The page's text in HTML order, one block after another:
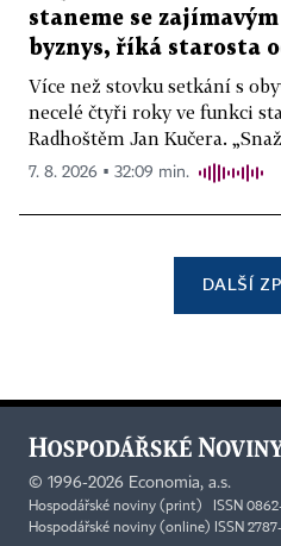
staneme se
byznys, říká starosta
Více než stovku setkání s
necelé čtyři roky ve funkci
Radhoštěm Jan Kučera.
7. 8. 2026 ▪ 32:09 min.
DALŠÍ
© 1996-2026 Economia, a.s.
Hospodářské noviny (print) ISSN
Hospodářské noviny (online) ISSN